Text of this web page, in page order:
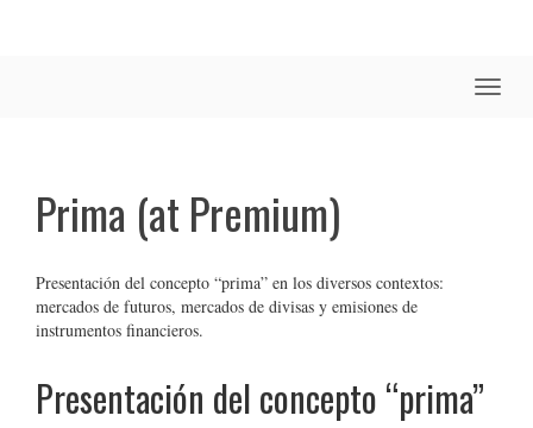
Toggle
Prima (at Premium)
Presentación del concepto “prima” en los diversos contextos:
mercados de futuros, mercados de divisas y emisiones de
instrumentos financieros.
Presentación del concepto “prima”